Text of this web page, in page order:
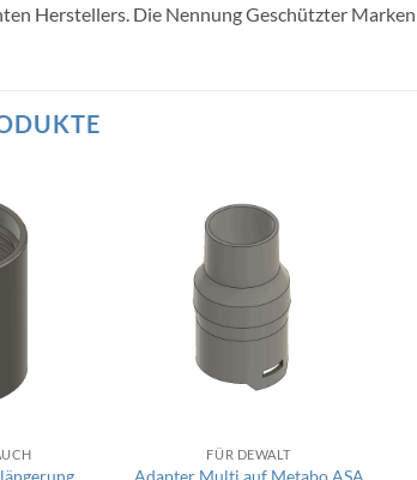
Herstellers. Die Nennung Geschützter
FÜR DEWALT
Adapter Multi auf Metabo ASA